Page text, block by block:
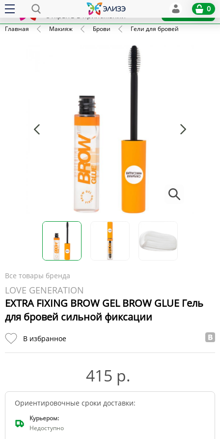
x
Открыть в приложении
Установить
0
Главная Макияж Брови Гели для бровей
Все товары бренда
LOVE GENERATION
EXTRA FIXING BROW GEL BROW GLUE Гель
для бровей сильной фиксации
В избранное
415 р.
Ориентировочные сроки доставки:
Курьером:
Недоступно